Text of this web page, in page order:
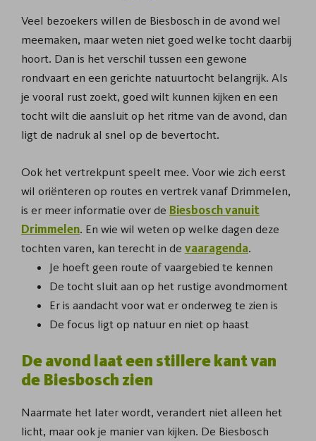
Veel bezoekers willen de Biesbosch in de avond wel
meemaken, maar weten niet goed welke tocht daarbij
hoort. Dan is het verschil tussen een gewone
rondvaart en een gerichte natuurtocht belangrijk. Als
je vooral rust zoekt, goed wilt kunnen kijken en een
tocht wilt die aansluit op het ritme van de avond, dan
ligt de nadruk al snel op de bevertocht.
Ook het vertrekpunt speelt mee. Voor wie zich eerst
wil oriënteren op routes en vertrek vanaf Drimmelen,
is er meer informatie over de Biesbosch vanuit
Drimmelen. En wie wil weten op welke dagen deze
tochten varen, kan terecht in de vaaragenda.
Je hoeft geen route of vaargebied te kennen
De tocht sluit aan op het rustige avondmoment
Er is aandacht voor wat er onderweg te zien is
De focus ligt op natuur en niet op haast
De avond laat een stillere kant van
de Biesbosch zien
Naarmate het later wordt, verandert niet alleen het
licht, maar ook je manier van kijken. De Biesbosch